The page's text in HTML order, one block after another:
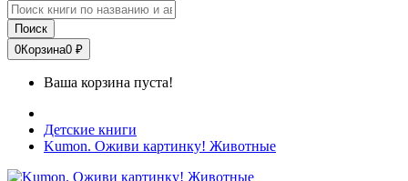
Поиск
0Корзина0 ₽
Ваша корзина пуста!
Детские книги
Kumon. Оживи картинку! Животные